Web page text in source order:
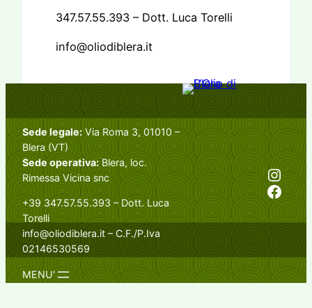
347.57.55.393 – Dott. Luca Torelli
info@oliodiblera.it
Sede legale: Via Roma 3, 01010 –
Blera (VT)
Sede operativa: Blera, loc.
Rimessa Vicina snc
+39 347.57.55.393 – Dott. Luca
Torelli
info@oliodiblera.it – C.F./P.Iva
02146530569
Instagram
Facebook